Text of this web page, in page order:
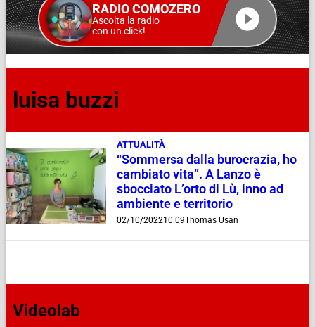
RADIO COMOZERO
Ascolta la radio
con un click!
luisa buzzi
ATTUALITÀ
“Sommersa dalla burocrazia, ho
cambiato vita”. A Lanzo è
sbocciato L’orto di Lù, inno ad
ambiente e territorio
02/10/202210:09Thomas Usan
Videolab